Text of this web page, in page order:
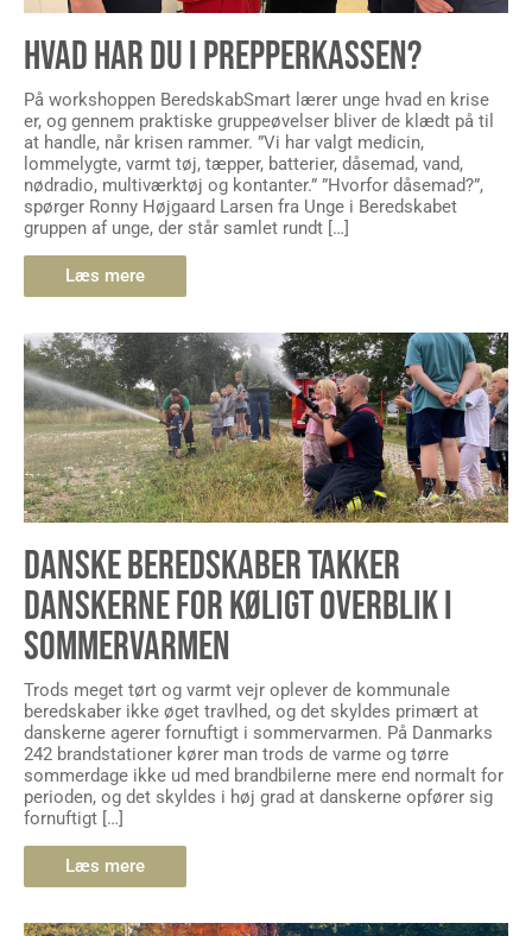
HVAD HAR DU I PREPPERKASSEN?
På workshoppen BeredskabSmart lærer unge hvad en krise
er, og gennem praktiske gruppeøvelser bliver de klædt på til
at handle, når krisen rammer. ”Vi har valgt medicin,
lommelygte, varmt tøj, tæpper, batterier, dåsemad, vand,
nødradio, multiværktøj og kontanter.” ”Hvorfor dåsemad?”,
spørger Ronny Højgaard Larsen fra Unge i Beredskabet
gruppen af unge, der står samlet rundt […]
Læs mere
DANSKE BEREDSKABER TAKKER
DANSKERNE FOR KØLIGT OVERBLIK I
SOMMERVARMEN
Trods meget tørt og varmt vejr oplever de kommunale
beredskaber ikke øget travlhed, og det skyldes primært at
danskerne agerer fornuftigt i sommervarmen. På Danmarks
242 brandstationer kører man trods de varme og tørre
sommerdage ikke ud med brandbilerne mere end normalt for
perioden, og det skyldes i høj grad at danskerne opfører sig
fornuftigt […]
Læs mere